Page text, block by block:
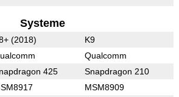
Systeme
(2018) K9
Qualcomm
425 Snapdragon 210
MSM8909